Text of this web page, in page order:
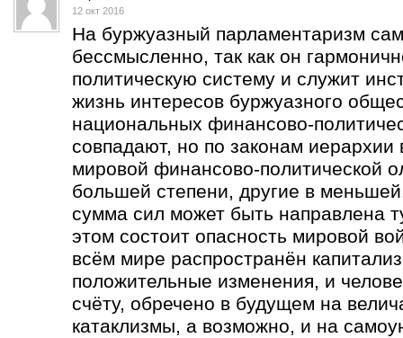
12 окт 2016
На буржуазный парламентаризм
бессмысленно, так как он
политическую систему и служит
жизнь интересов буржуазного
национальных финансово-
совпадают, но по законам
мировой финансово-политической
большей степени, другие в
сумма сил может быть направлена
этом состоит опасность мировой
всём мире распространён
положительные изменения, и
счёту, обречено в будущем на
катаклизмы, а возможно, и на